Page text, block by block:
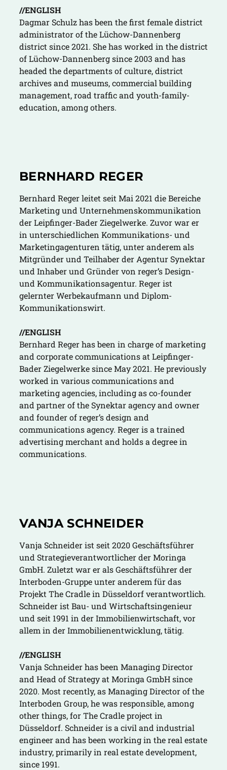
//ENGLISH
Dagmar Schulz has been the first female district
administrator of the Lüchow-Dannenberg
district since 2021. She has worked in the district
of Lüchow-Dannenberg since 2003 and has
headed the departments of culture, district
archives and museums, commercial building
management, road traffic and youth-family-
education, among others.
BERNHARD REGER
Bernhard Reger leitet seit Mai 2021 die Bereiche
Marketing und Unternehmenskommunikation
der Leipfinger-Bader Ziegelwerke. Zuvor war er
in unterschiedlichen Kommunikations- und
Marketingagenturen tätig, unter anderem als
Mitgründer und Teilhaber der Agentur Synektar
und Inhaber und Gründer von reger’s Design-
und Kommunikationsagentur. Reger ist
gelernter Werbekaufmann und Diplom-
Kommunikationswirt.
//ENGLISH
Bernhard Reger has been in charge of marketing
and corporate communications at Leipfinger-
Bader Ziegelwerke since May 2021. He previously
worked in various communications and
marketing agencies, including as co-founder
and partner of the Synektar agency and owner
and founder of reger’s design and
communications agency. Reger is a trained
advertising merchant and holds a degree in
communications.
VANJA SCHNEIDER
Vanja Schneider ist seit 2020 Geschäftsführer
und Strategieverantwortlicher der Moringa
GmbH. Zuletzt war er als Geschäftsführer der
Interboden-Gruppe unter anderem für das
Projekt The Cradle in Düsseldorf verantwortlich.
Schneider ist Bau- und Wirtschaftsingenieur
und seit 1991 in der Immobilienwirtschaft, vor
allem in der Immobilienentwicklung, tätig.
//ENGLISH
Vanja Schneider has been Managing Director
and Head of Strategy at Moringa GmbH since
2020. Most recently, as Managing Director of the
Interboden Group, he was responsible, among
other things, for The Cradle project in
Düsseldorf. Schneider is a civil and industrial
engineer and has been working in the real estate
industry, primarily in real estate development,
since 1991.